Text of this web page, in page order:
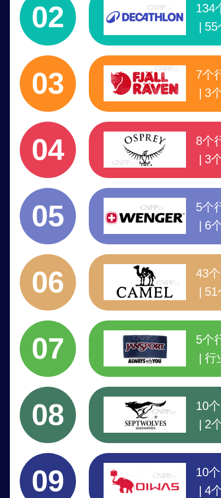
02
134
55
著
03
7个
3
行
04
8个
3
行
05
5个
6
专
06
43
51
专
07
5个
行
注
08
10
2
行
09
10
4